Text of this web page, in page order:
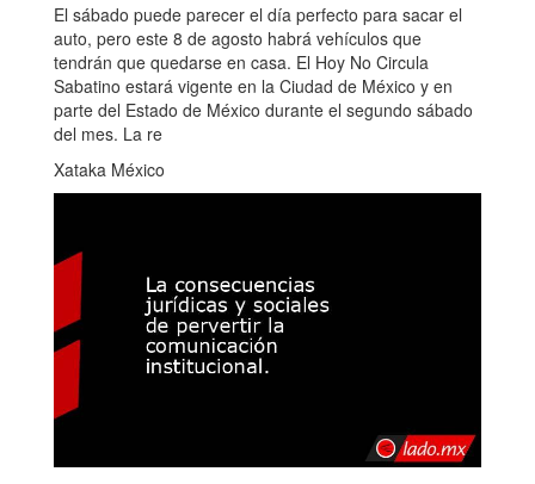
El sábado puede parecer el día perfecto para sacar el
auto, pero este 8 de agosto habrá vehículos que
tendrán que quedarse en casa. El Hoy No Circula
Sabatino estará vigente en la Ciudad de México y en
parte del Estado de México durante el segundo sábado
del mes. La re
Xataka México